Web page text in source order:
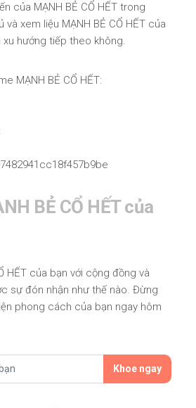
của MẠNH BẺ CỔ HẾT trong
xem liệu MẠNH BẺ CỔ HẾT của
hướng tiếp theo không.
MẠNH BẺ CỔ HẾT:
BẺ CỔ HẾT của
HẾT của bạn với cộng đồng và
sự đón nhận như thế nào. Đừng
phong cách của bạn ngay hôm
Khoe ngay